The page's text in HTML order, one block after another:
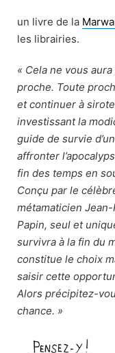
un livre de la
les librairies.
« Cela ne vous
proche. Toute
et continuer à
investissant la
guide de survie
affronter
fin des temps en
Conçu par le
métamaticien
Papin, seul et
survivra à la fin du
constitue le choix
saisir cette
Alors précipitez-
chance. »